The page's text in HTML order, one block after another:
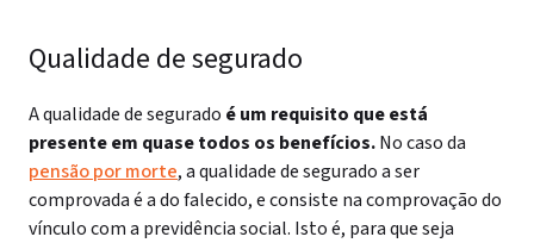
Qualidade de segurado
A qualidade de segurado é um requisito que está
presente em quase todos os benefícios.No caso da
pensão por morte, a qualidade de segurado a ser
comprovada é a do falecido, e consiste na comprovação do
vínculo com a previdência social. Isto é, para que seja